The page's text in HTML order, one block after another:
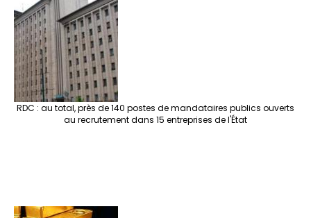
RDC : au total, près de 140 postes de mandataires publics ouverts
au recrutement dans 15 entreprises de l'État